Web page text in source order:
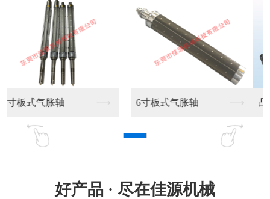
凸键气胀轴 凸键气胀轴加工销售
好产品 · 尽在佳源机械